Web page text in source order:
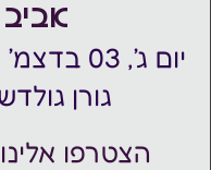
אביב
יום ג׳, 03 בדצמ׳
גורן
הצטרפו